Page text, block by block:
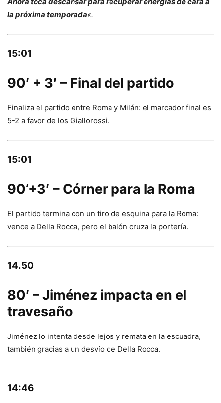
la próxima temporada«.
15:01
90′ + 3′ – Final del partido
Finaliza el partido entre Roma y Milán: el marcador final es
5-2 a favor de los Giallorossi.
15:01
90’+3′ – Córner para la Roma
El partido termina con un tiro de esquina para la Roma:
vence a Della Rocca, pero el balón cruza la portería.
14.50
80′ – Jiménez impacta en el
travesaño
Jiménez lo intenta desde lejos y remata en la escuadra,
también gracias a un desvío de Della Rocca.
14:46